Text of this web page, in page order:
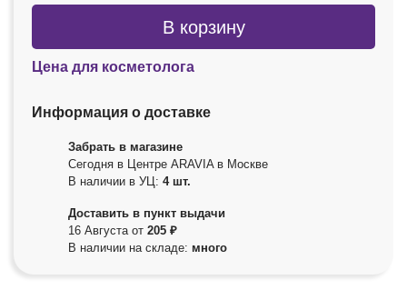
В корзину
Цена для косметолога
Информация о доставке
Забрать в магазине
Сегодня в Центре ARAVIA в Москве
В наличии в УЦ: 4 шт.
Доставить в пункт выдачи
16 Августа от 205 ₽
В наличии на складе: много